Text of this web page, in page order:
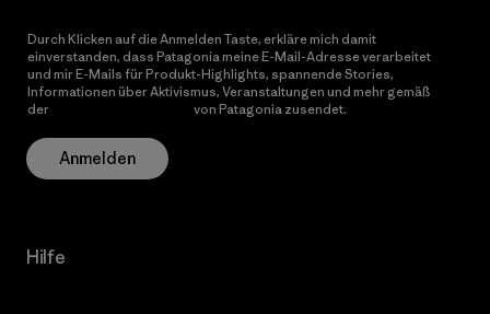
Durch Klicken auf die Anmelden Taste, erkläre mich damit
einverstanden, dass Patagonia meine E-Mail-Adresse verarbeitet
und mir E-Mails für Produkt-Highlights, spannende Stories,
Informationen über Aktivismus, Veranstaltungen und mehr gemäß
der
von Patagonia zusendet.
Anmelden
Hilfe